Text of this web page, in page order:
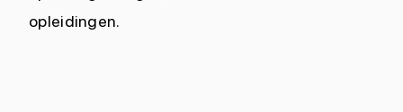
opleidingen.